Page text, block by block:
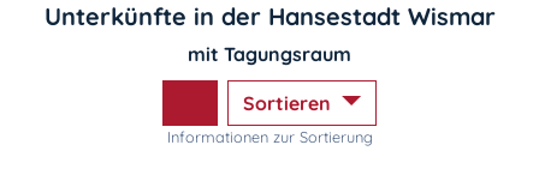
Unterkünfte in der Hansestadt Wismar
mit Tagungsraum
Sortieren
Informationen zur Sortierung